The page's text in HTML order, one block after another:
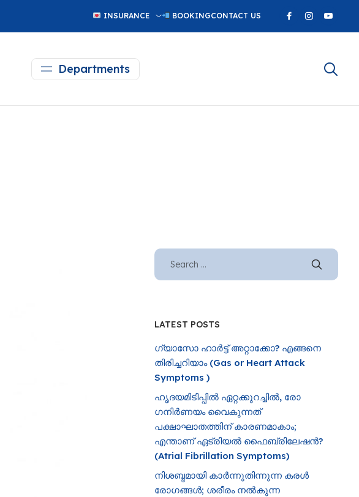
INSURANCE BOOKINGCONTACT US
Departments
LATEST POSTS
ഗ്യാസോ ഹാർട്ട് അറ്റാക്കോ? എങ്ങനെ
തിരിച്ചറിയാം (Gas or Heart Attack
Symptoms )
ഹൃദയമിടിപ്പിൽ ഏറ്റക്കുറച്ചിൽ, രോ​
ഗനിർണയം വൈകുന്നത്
പക്ഷാഘാതത്തിന് കാരണമാകാം;
എന്താണ് ഏട്രിയൽ ഫൈബ്രിലേഷൻ?
(Atrial Fibrillation Symptoms)
നിശബ്ദമായി കാർന്നുതിന്നുന്ന കരൾ
രോഗങ്ങൾ; ശരീരം നൽകുന്ന